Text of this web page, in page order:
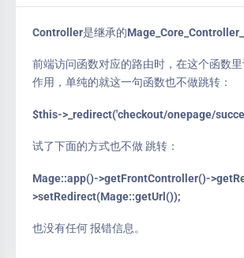
Controller是继承的
前端访问函数对应的路由时，在这个函数
作用，单纯的就这一句函数也不做跳转：
$this->_redirect('checkout/onepage/
试了下面的方式也不做 跳转：
Mage::app()->getFrontController()-
>setRedirect(Mage::getUrl());
也没有任何 报错信息。